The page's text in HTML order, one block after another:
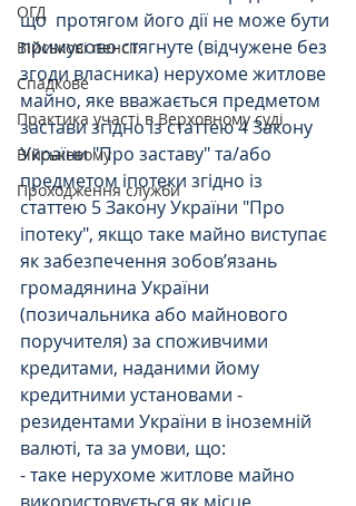
ОГД
Військові пенсії
Спадкове
Практика участі в Верховному суді
Військовому
Проходження служби
що  протягом його дії не може бути
примусово стягнуте (відчужене без
згоди власника) нерухоме житлове
майно, яке вважається предметом
застави згідно із статтею 4 Закону
України "Про заставу" та/або
предметом іпотеки згідно із
статтею 5 Закону України "Про
іпотеку", якщо таке майно виступає
як забезпечення зобов’язань
громадянина України
(позичальника або майнового
поручителя) за споживчими
кредитами, наданими йому
кредитними установами -
резидентами України в іноземній
валюті, та за умови, що:
- таке нерухоме житлове майно